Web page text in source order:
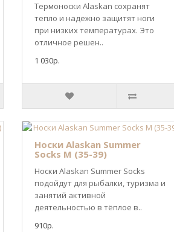
Термоноски Alaskan сохранят
тепло и надежно защитят ноги
при низких температурах. Это
отличное решен..
1 030р.
Носки Alaskan Summer
Socks M (35-39)
Носки Alaskan Summer Socks
подойдут для рыбалки, туризма и
занятий активной
деятельностью в тёплое в..
910р.